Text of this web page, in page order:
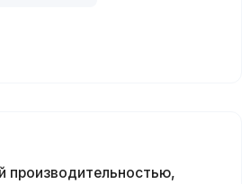
производительностью,